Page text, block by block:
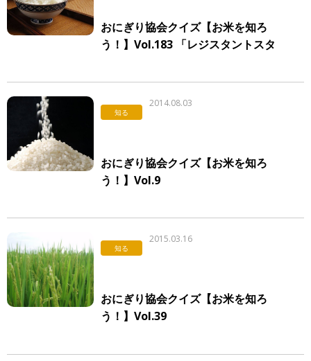
おにぎり協会クイズ【お米を知ろ
う！】Vol.183 「レジスタントスタ
知る
2014.08.03
おにぎり協会クイズ【お米を知ろ
う！】Vol.9
知る
2015.03.16
おにぎり協会クイズ【お米を知ろ
う！】Vol.39